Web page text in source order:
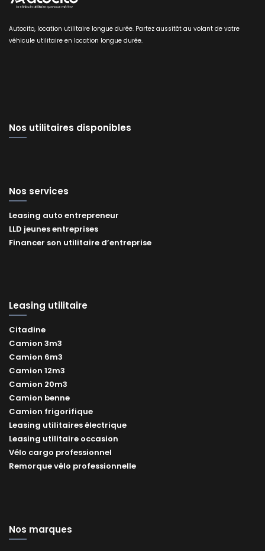
Autocito, location utilitaire longue durée. Partez aussitôt au volant de votre
véhicule utilitaire en location longue durée.
Nos utilitaires disponibles
Nos services
Leasing auto entrepreneur
LLD jeunes entreprises
Financer son utilitaire d’entreprise
Leasing utilitaire
Citadine
Camion 3m3
Camion 6m3
Camion 12m3
Camion 20m3
Camion benne
Camion frigorifique
Leasing utilitaires électrique
Leasing utilitaire occasion
Vélo cargo professionnel
Remorque vélo professionnelle
Nos marques